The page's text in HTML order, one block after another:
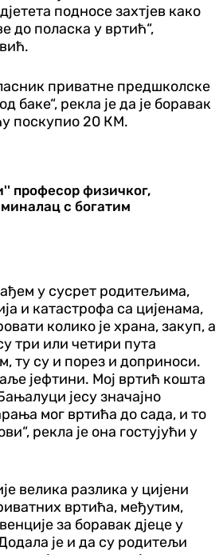
подносе захтјев како
до поласка у вртић“,
приватне предшколске
баке“, рекла је да је боравак
поскупио 20 КМ.
професор физичког,
с богатим
у сусрет родитељима,
и катастрофа са цијенама,
колико је храна, закуп, а
три или четири пута
ту су и порез и доприноси.
јефтини. Мој вртић кошта
јесу значајно
мог вртића до сада, и то
рекла је она гостујући у
велика разлика у цијени
вртића, међутим,
за боравак дјеце у
је и да су родитељи